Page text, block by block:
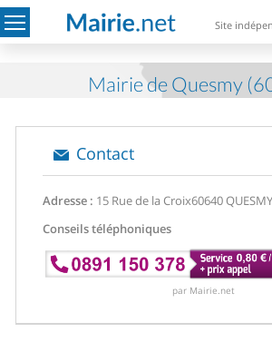
Site
Mairie de Quesmy
Contact
Adresse : 15 Rue de la Croix60640 QUESMY
Conseils téléphoniques
par Mairie.net